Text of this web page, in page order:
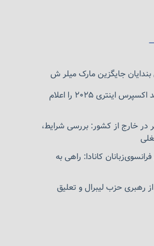
بندایان جایگزین مارک میلر ش
کانادا دسته‌بندی‌های جدید اکسپرس اینتری ۲۰۲۵ را اعلام
در خارج از کشور: بررسی شرایط،
کانادا: راهی به
رهبری حزب لیبرال و تعلیق